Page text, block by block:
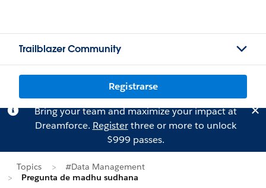
Trailblazer Community
Registrarse
Bring your team and maximize your impact at
Dreamforce. Registerthree or more to unlock
$999 passes.
Topics
#Data Management
Pregunta de madhu sudhana